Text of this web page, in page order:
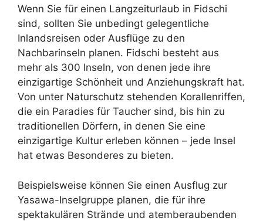
Wenn Sie für einen Langzeiturlaub in Fidschi
sind, sollten Sie unbedingt gelegentliche
Inlandsreisen oder Ausflüge zu den
Nachbarinseln planen. Fidschi besteht aus
mehr als 300 Inseln, von denen jede ihre
einzigartige Schönheit und Anziehungskraft hat.
Von unter Naturschutz stehenden Korallenriffen,
die ein Paradies für Taucher sind, bis hin zu
traditionellen Dörfern, in denen Sie eine
einzigartige Kultur erleben können – jede Insel
hat etwas Besonderes zu bieten.
Beispielsweise können Sie einen Ausflug zur
Yasawa-Inselgruppe planen, die für ihre
spektakulären Strände und atemberaubenden